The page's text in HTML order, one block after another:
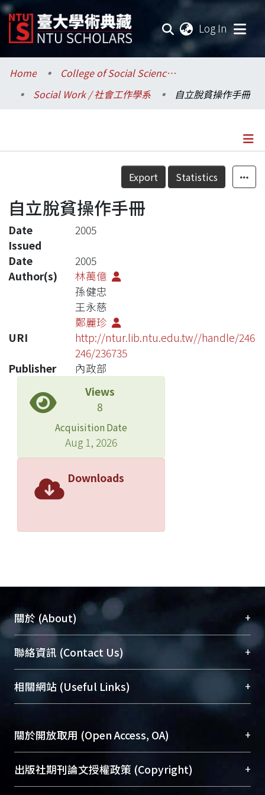
Log In
Communities & Collections
Research Outputs
Statistics
Home
College of Social Sciences / 社會科學院
Social Work / 社會工作學系
自立脫貧操作手冊
Details
Export Statistics
自立脫貧操作手冊
Date
Issued
2005
Date
2005
Author(s)
林萬億
孫健忠
王永慈
鄭麗珍
URI
http://ntur.lib.ntu.edu.tw//handle/246
246/236735
Publisher
內政部
Views
8
Acquisition Date
Aug 1, 2026
Downloads
關於 (About) +
臺大位居世界頂尖大學之列，為永久珍藏及向國際
展現本校豐碩的研究成果及學術能量，圖書館整合
機構典藏（NTUR）與學術庫（AH）不同功能平
台，成為臺大學術典藏NTU scholars。期能整合研
究能量、促進交流合作、保存學術產出、推廣研究
成果。
To permanently archive and promote researcher
profiles and scholarly works, Library integrates the
services of “NTU Repository” with “Academic
聯絡資訊 (Contact Us) +
總館學科館員(Main Library)
醫學圖書館學科館員(Medical Library)
(Social
Sciences Library)
相關網站 (Useful Links) +
關於開放取用 (Open Access, OA) +
開放取用是從使用者角度提升資訊取用性的社會運
動，應用在學術研究上是透過將研究著作公開供使
出版社期刊論文授權政策 (Copyright) +